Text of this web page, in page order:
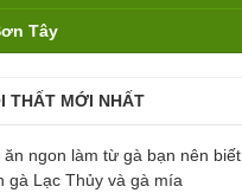
Tây
THẤT MỚI NHẤT
ăn ngon làm từ gà bạn nên biết
gà Lạc Thủy và gà mía